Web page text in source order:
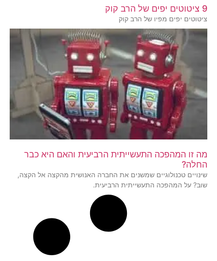
9 ציטוטים יפים של הרב קוק
ציטוטים יפים מפיו של הרב קוק
מה זו המהפכה התעשייתית הרביעית והאם היא כבר
החלה?
שינויים טכנולוגיים שמשנים את החברה האנושית מהקצה אל הקצה,
שוב? על המהפכה התעשייתית הרביעית.